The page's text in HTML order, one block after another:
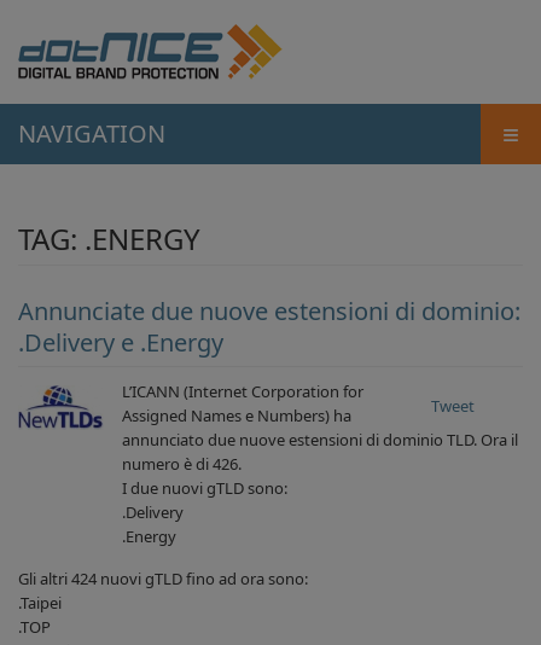
NAVIGATION ≡
TAG: .ENERGY
Annunciate due nuove estensioni di dominio:
.Delivery e .Energy
Tweet
L’ICANN (Internet Corporation for
Assigned Names e Numbers) ha
annunciato due nuove estensioni di dominio TLD. Ora il
numero è di 426.
I due nuovi gTLD sono:
.Delivery
.Energy
Gli altri 424 nuovi gTLD fino ad ora sono:
.Taipei
.TOP